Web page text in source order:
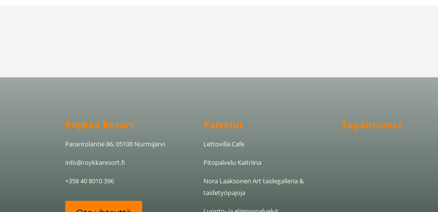
Röykkä Resort
Parantolantie 86, 05100 Nurmijärvi
info@roykkaresort.fi
+358 40 8010 396
Palvelut
Lettovilla Cafe
Pitopalvelu Kaitriina
Nora Laaksonen Art taide­galleria &
taide­työ­pajoja
Tapahtumat